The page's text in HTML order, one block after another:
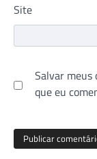
Site
Salvar meus
que eu